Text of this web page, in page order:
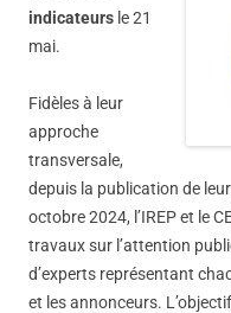
indicateurs le 21
mai.
Fidèles à leur
approche
transversale,
depuis la publication de
octobre 2024, l’IREP et le
travaux sur l’attention
d’experts représentant
et les annonceurs.